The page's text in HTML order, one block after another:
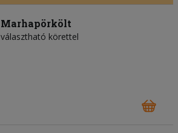
Marhapörkölt
választható körettel